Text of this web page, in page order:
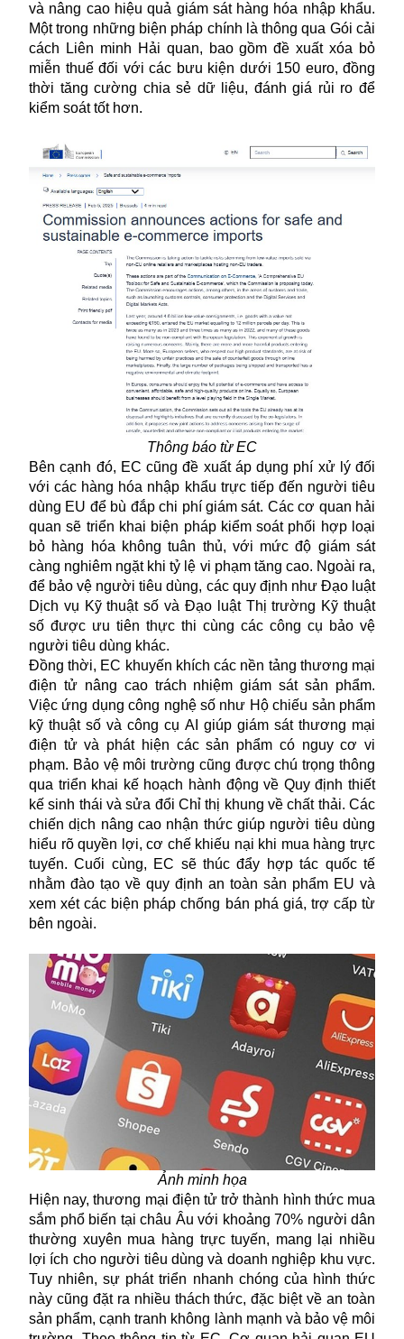
và nâng cao hiệu quả giám sát hàng hóa nhập khẩu.
Một trong những biện pháp chính là thông qua Gói cải
cách Liên minh Hải quan, bao gồm đề xuất xóa bỏ
miễn thuế đối với các bưu kiện dưới 150 euro, đồng
thời tăng cường chia sẻ dữ liệu, đánh giá rủi ro để
kiểm soát tốt hơn.
Thông báo từ EC
Bên cạnh đó, EC cũng đề xuất áp dụng phí xử lý đối
với các hàng hóa nhập khẩu trực tiếp đến người tiêu
dùng EU để bù đắp chi phí giám sát. Các cơ quan hải
quan sẽ triển khai biện pháp kiểm soát phối hợp loại
bỏ hàng hóa không tuân thủ, với mức độ giám sát
càng nghiêm ngặt khi tỷ lệ vi phạm tăng cao. Ngoài ra,
để bảo vệ người tiêu dùng, các quy định như Đạo luật
Dịch vụ Kỹ thuật số và Đạo luật Thị trường Kỹ thuật
số được ưu tiên thực thi cùng các công cụ bảo vệ
người tiêu dùng khác.
Đồng thời, EC khuyến khích các nền tảng thương mại
điện tử nâng cao trách nhiệm giám sát sản phẩm.
Việc ứng dụng công nghệ số như Hộ chiếu sản phẩm
kỹ thuật số và công cụ AI giúp giám sát thương mại
điện tử và phát hiện các sản phẩm có nguy cơ vi
phạm. Bảo vệ môi trường cũng được chú trọng thông
qua triển khai kế hoạch hành động về Quy định thiết
kế sinh thái và sửa đổi Chỉ thị khung về chất thải. Các
chiến dịch nâng cao nhận thức giúp người tiêu dùng
hiểu rõ quyền lợi, cơ chế khiếu nại khi mua hàng trực
tuyến. Cuối cùng, EC sẽ thúc đẩy hợp tác quốc tế
nhằm đào tạo về quy định an toàn sản phẩm EU và
xem xét các biện pháp chống bán phá giá, trợ cấp từ
bên ngoài.
Ảnh minh họa
Hiện nay, thương mại điện tử trở thành hình thức mua
sắm phổ biến tại châu Âu với khoảng 70% người dân
thường xuyên mua hàng trực tuyến, mang lại nhiều
lợi ích cho người tiêu dùng và doanh nghiệp khu vực.
Tuy nhiên, sự phát triển nhanh chóng của hình thức
này cũng đặt ra nhiều thách thức, đặc biệt về an toàn
sản phẩm, cạnh tranh không lành mạnh và bảo vệ môi